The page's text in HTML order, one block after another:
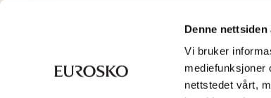
Denne
Vi bruker
mediefunksjoner
nettstedet vårt,